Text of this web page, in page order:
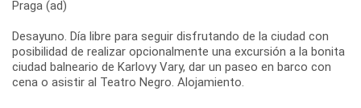
Praga (ad)
Desayuno. Día libre para seguir disfrutando de la ciudad con
posibilidad de realizar opcionalmente una excursión a la bonita
ciudad balneario de Karlovy Vary, dar un paseo en barco con
cena o asistir al Teatro Negro. Alojamiento.